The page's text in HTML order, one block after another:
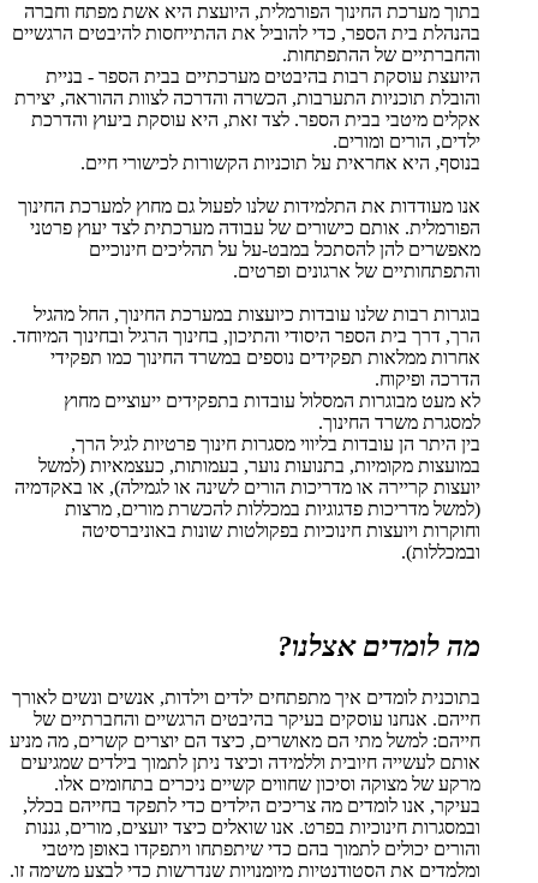
בתוך מערכת החינוך הפורמלית, היועצת היא אשת מפתח וחברה
בהנהלת בית הספר, כדי להוביל את ההתייחסות להיבטים הרגשיים
והחברתיים של ההתפתחות.
היועצת עוסקת רבות בהיבטים מערכתיים בבית הספר - בניית
והובלת תוכניות התערבות, הכשרה והדרכה לצוות ההוראה, יצירת
אקלים מיטבי בבית הספר. לצד זאת, היא עוסקת ביעוץ והדרכת
ילדים, הורים ומורים.
בנוסף, היא אחראית על תוכניות הקשורות לכישורי חיים.
אנו מעודדות את התלמידות שלנו לפעול גם מחוץ למערכת החינוך
הפורמלית. אותם כישורים של עבודה מערכתית לצד יעוץ פרטני
מאפשרים להן להסתכל במבט-על על תהליכים חינוכיים
והתפתחותיים של ארגונים ופרטים.
בוגרות רבות שלנו עובדות כיועצות במערכת החינוך, החל מהגיל
הרך, דרך בית הספר היסודי והתיכון, בחינוך הרגיל ובחינוך המיוחד.
אחרות ממלאות תפקידים נוספים במשרד החינוך כמו תפקידי
הדרכה ופיקוח.
לא מעט מבוגרות המסלול עובדות בתפקידים ייעוציים מחוץ
למסגרת משרד החינוך.
בין היתר הן עובדות בליווי מסגרות חינוך פרטיות לגיל הרך,
במועצות מקומיות, בתנועות נוער, בעמותות, כעצמאיות (למשל
יועצות קריירה או מדריכות הורים לשינה או לגמילה), או באקדמיה
(למשל מדריכות פדגוגיות במכללות להכשרת מורים, מרצות
וחוקרות ויועצות חינוכיות בפקולטות שונות באוניברסיטה
ובמכללות).
מה לומדים אצלנו?
בתוכנית לומדים איך מתפתחים ילדים וילדות, אנשים ונשים לאורך
חייהם. אנחנו עוסקים בעיקר בהיבטים הרגשיים והחברתיים של
חייהם: למשל מתי הם מאושרים, כיצד הם יוצרים קשרים, מה מניע
אותם לעשייה חיובית וללמידה וכיצד ניתן לתמוך בילדים שמגיעים
מרקע של מצוקה וסיכון שחווים קשיים ניכרים בתחומים אלו.
בעיקר, אנו לומדים מה צריכים הילדים כדי לתפקד בחייהם בכלל,
ובמסגרות חינוכיות בפרט. אנו שואלים כיצד יועצים, מורים, גננות
והורים יכולים לתמוך בהם כדי שיתפתחו ויתפקדו באופן מיטבי
ומלמדים את הסטודנטיות מיומנויות שנדרשות כדי לבצע משימה זו.